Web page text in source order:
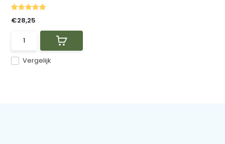
Vergelijk
€28,25